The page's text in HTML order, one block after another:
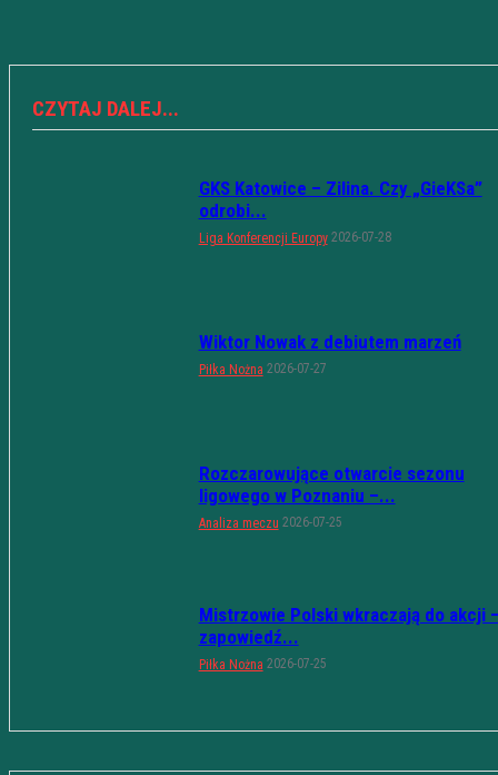
CZYTAJ DALEJ...
GKS Katowice – Zilina. Czy „GieKSa”
odrobi...
Liga Konferencji Europy 2026-07-28
Wiktor Nowak z debiutem marzeń
Piłka Nożna 2026-07-27
Rozczarowujące otwarcie sezonu
ligowego w Poznaniu –...
Analiza meczu 2026-07-25
Mistrzowie Polski wkraczają do akcji
zapowiedź...
Piłka Nożna 2026-07-25